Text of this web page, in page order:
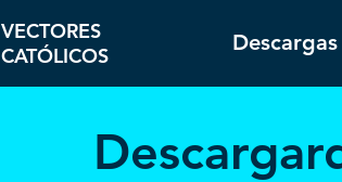
VECTORES
CATÓLICOS
Descargas
Descargar